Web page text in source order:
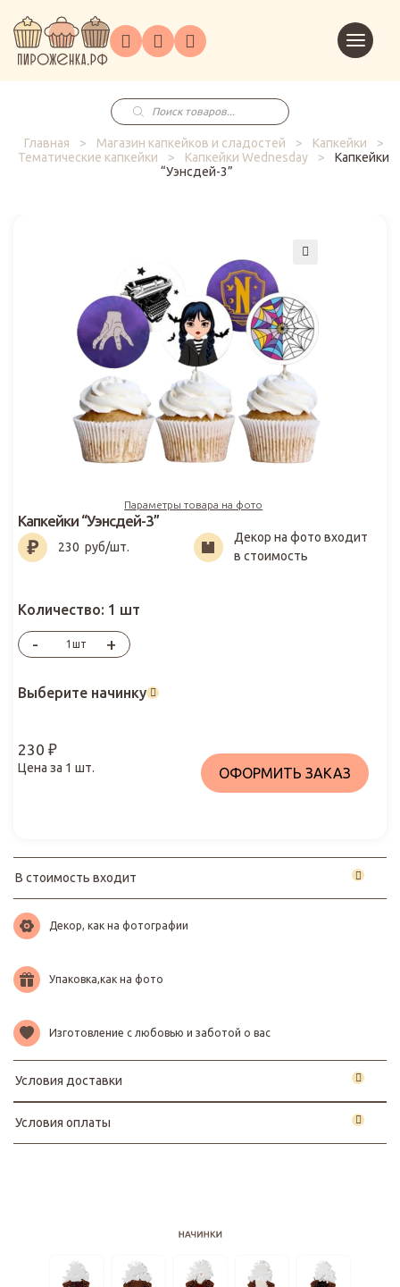
ГлавнаяКаталог
на
заказ
Праздники
Корпоративным
клиентам
в
корзину
Поиск
товаров
Главная
> Магазин капкейков и сладостей > Капкейки
>
Тематические капкейки
> Капкейки Wednesday >
Капкейки
“Уэнсдей-3”
Параметры товара на фото
230₽
Капкейки “Уэнсдей-3”
230 руб/шт.
Декор на фото входит
в стоимость
Количество: 1 шт
- шт +
Выберите начинку
230 ₽
Цена за 1 шт. ОФОРМИТЬ ЗАКАЗ
В стоимость входит
Декор, как на фотографии
Упаковка,как на фото
Изготовление с любовью и заботой о вас
Условия доставки
Условия оплаты